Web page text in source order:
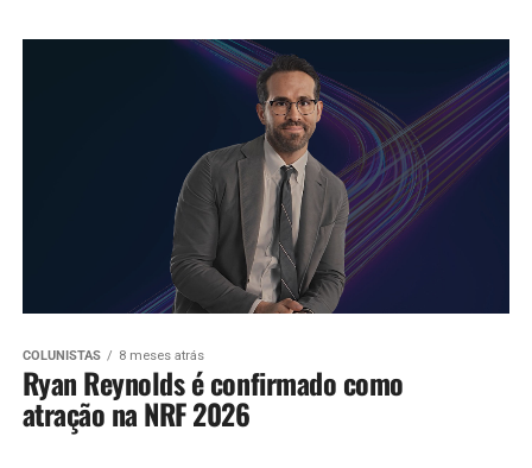
COLUNISTAS 8 meses atrás
Ryan Reynolds é confirmado como
atração na NRF 2026